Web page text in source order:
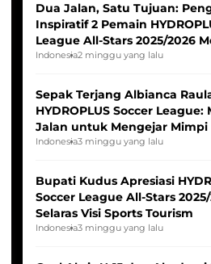
Dua Jalan, Satu Tujuan:
Inspiratif 2 Pemain
League All-Stars 2025/2026
Seleksi Timnas Indonesia Putri
Indonesia2 minggu yang lalu
Sepak Terjang Albianca
HYDROPLUS Soccer
Jalan untuk Mengejar Mimpi
Indonesia Putri
Indonesia3 minggu yang lalu
Bupati Kudus Apresiasi
Soccer League All-Stars
Selaras Visi Sports Tourism
Indonesia3 minggu yang lalu